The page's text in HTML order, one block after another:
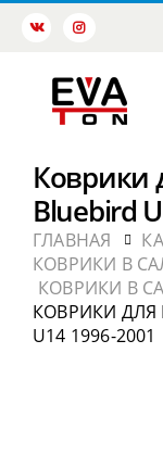
Коврики
Bluebird
ГЛАВНАЯ
КОВРИКИ В
КОВРИКИ В
КОВРИКИ ДЛЯ
U14 1996-2001